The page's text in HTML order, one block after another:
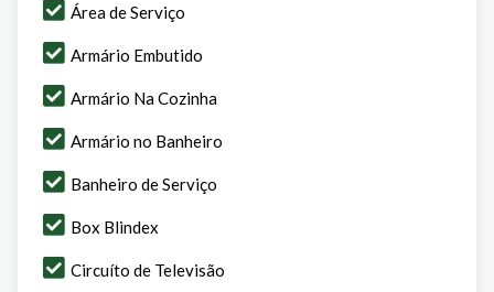
Área de Serviço
Armário Embutido
Armário Na Cozinha
Armário no Banheiro
Banheiro de Serviço
Box Blindex
Circuíto de Televisão